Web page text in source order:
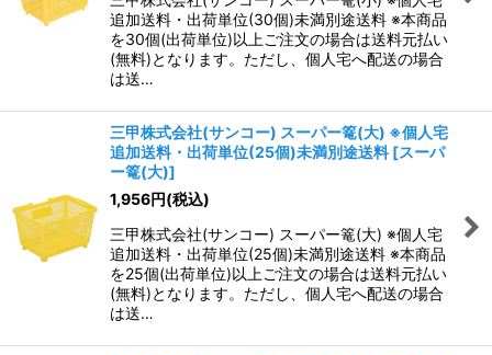
追加送料・出荷単位(30個)未満別途送料 ※本商品
を30個(出荷単位)以上ご注文の場合は送料元払い
(無料)となります。ただし、個人宅へ配送の場合
は送…
三甲株式会社(サンコー) スーパー篭(大) ※個人宅
追加送料・出荷単位(25個)未満別途送料 [スーパ
ー篭(大)]
1,956円(税込)
三甲株式会社(サンコー) スーパー篭(大) ※個人宅
追加送料・出荷単位(25個)未満別途送料 ※本商品
を25個(出荷単位)以上ご注文の場合は送料元払い
(無料)となります。ただし、個人宅へ配送の場合
は送…